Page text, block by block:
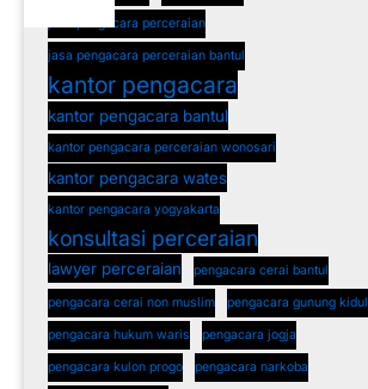
jasa pengacara perceraian
jasa pengacara perceraian bantul
kantor pengacara
kantor pengacara bantul
kantor pengacara perceraian wonosari
kantor pengacara wates
kantor pengacara yogyakarta
konsultasi perceraian
lawyer perceraian pengacara cerai bantul
pengacara cerai non muslim pengacara gunung kidul
pengacara hukum waris pengacara jogja
pengacara kulon progo pengacara narkoba